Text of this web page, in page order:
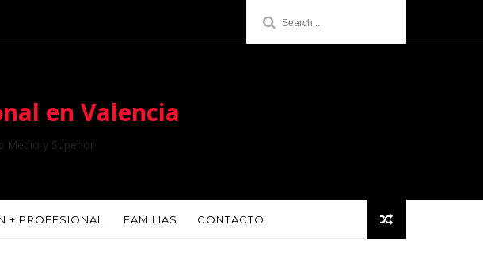
en Valencia
Medio y Superior
+ PROFESIONAL FAMILIAS CONTACTO